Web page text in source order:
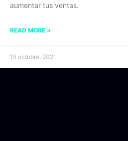
aumentar tus ventas.
READ MORE »
15 octubre, 2021